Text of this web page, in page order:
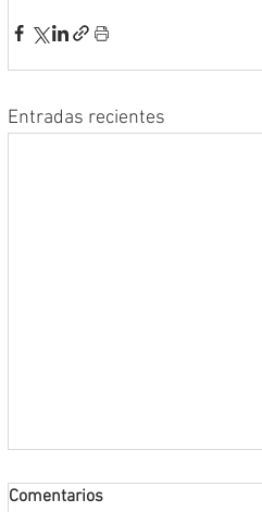
Entradas recientes
Comentarios